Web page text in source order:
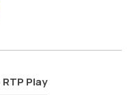
RTP Play